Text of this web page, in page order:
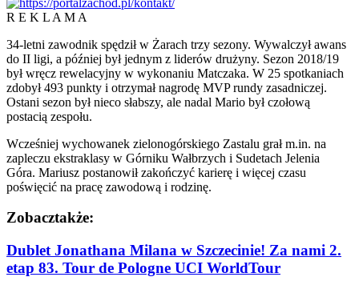
R E K L A M A
34-letni zawodnik spędził w Żarach trzy sezony. Wywalczył awans
do II ligi, a później był jednym z liderów drużyny. Sezon 2018/19
był wręcz rewelacyjny w wykonaniu Matczaka. W 25 spotkaniach
zdobył 493 punkty i otrzymał nagrodę MVP rundy zasadniczej.
Ostani sezon był nieco słabszy, ale nadal Mario był czołową
postacią zespołu.
Wcześniej wychowanek zielonogórskiego Zastalu grał m.in. na
zapleczu ekstraklasy w Górniku Wałbrzych i Sudetach Jelenia
Góra. Mariusz postanowił zakończyć karierę i więcej czasu
poświęcić na pracę zawodową i rodzinę.
Zobacztakże:
Dublet Jonathana Milana w Szczecinie! Za nami 2.
etap 83. Tour de Pologne UCI WorldTour